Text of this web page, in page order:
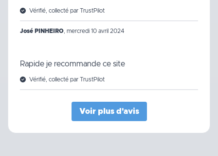
Vérifié, collecté par TrustPilot
José PINHEIRO mercredi 10 avril 2024
Rapide je recommande ce site
Vérifié, collecté par TrustPilot
Voir plus d'avis